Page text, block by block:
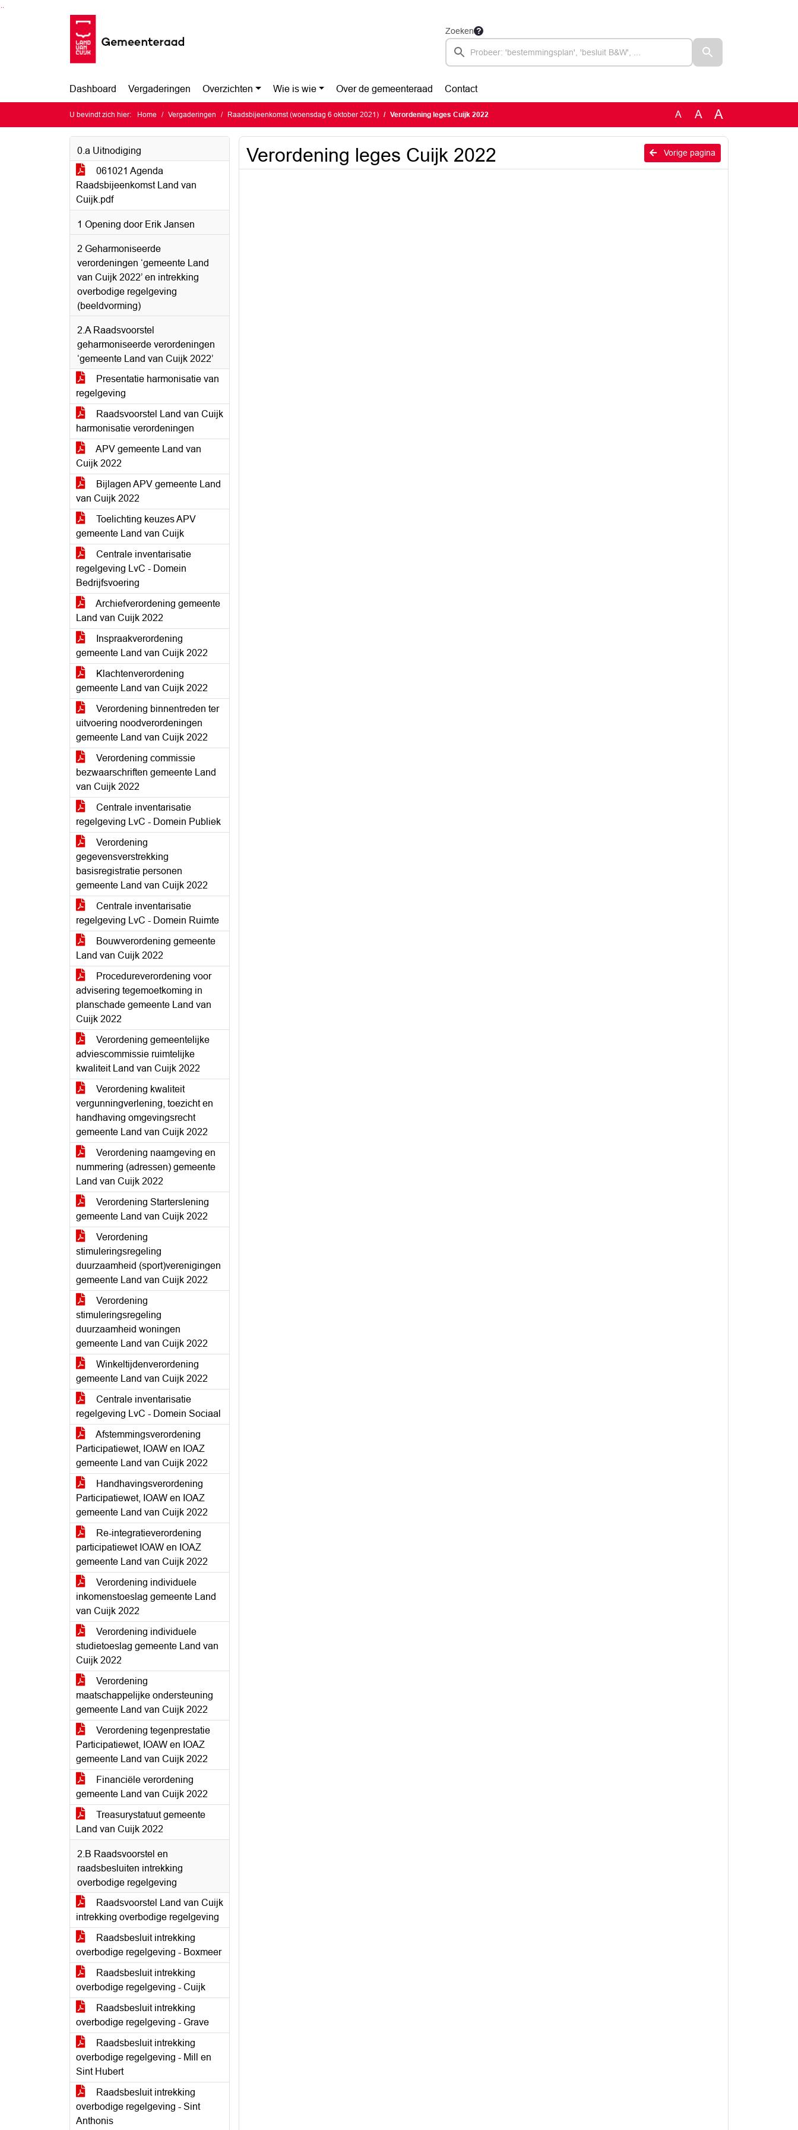
Ga naar de inhoud van deze pagina
Ga naar het zoeken
Ga naar het menu
Zoeken
Dashboard Vergaderingen Overzichten Wie is wie Over de gemeenteraad Contact
U bevindt zich hier: Home Vergaderingen Raadsbijeenkomst (woensdag 6 oktober 2021) Verordening leges Cuijk 2022 A A A
0.a Uitnodiging
061021 Agenda
Raadsbijeenkomst Land van
Cuijk.pdf
1 Opening door Erik Jansen
2 Geharmoniseerde
verordeningen ‘gemeente Land
van Cuijk 2022’ en intrekking
overbodige regelgeving
(beeldvorming)
2.A Raadsvoorstel
geharmoniseerde verordeningen
‘gemeente Land van Cuijk 2022’
Presentatie harmonisatie van
regelgeving
Raadsvoorstel Land van Cuijk
harmonisatie verordeningen
APV gemeente Land van
Cuijk 2022
Bijlagen APV gemeente Land
van Cuijk 2022
Toelichting keuzes APV
gemeente Land van Cuijk
Centrale inventarisatie
regelgeving LvC - Domein
Bedrijfsvoering
Archiefverordening gemeente
Land van Cuijk 2022
Inspraakverordening
gemeente Land van Cuijk 2022
Klachtenverordening
gemeente Land van Cuijk 2022
Verordening binnentreden ter
uitvoering noodverordeningen
gemeente Land van Cuijk 2022
Verordening commissie
bezwaarschriften gemeente Land
van Cuijk 2022
Centrale inventarisatie
regelgeving LvC - Domein Publiek
Verordening
gegevensverstrekking
basisregistratie personen
gemeente Land van Cuijk 2022
Centrale inventarisatie
regelgeving LvC - Domein Ruimte
Bouwverordening gemeente
Land van Cuijk 2022
Procedureverordening voor
advisering tegemoetkoming in
planschade gemeente Land van
Cuijk 2022
Verordening gemeentelijke
adviescommissie ruimtelijke
kwaliteit Land van Cuijk 2022
Verordening kwaliteit
vergunningverlening, toezicht en
handhaving omgevingsrecht
gemeente Land van Cuijk 2022
Verordening naamgeving en
nummering (adressen) gemeente
Land van Cuijk 2022
Verordening Starterslening
gemeente Land van Cuijk 2022
Verordening
stimuleringsregeling
duurzaamheid (sport)verenigingen
gemeente Land van Cuijk 2022
Verordening
stimuleringsregeling
duurzaamheid woningen
gemeente Land van Cuijk 2022
Winkeltijdenverordening
gemeente Land van Cuijk 2022
Centrale inventarisatie
regelgeving LvC - Domein Sociaal
Afstemmingsverordening
Participatiewet, IOAW en IOAZ
gemeente Land van Cuijk 2022
Handhavingsverordening
Participatiewet, IOAW en IOAZ
gemeente Land van Cuijk 2022
Re-integratieverordening
participatiewet IOAW en IOAZ
gemeente Land van Cuijk 2022
Verordening individuele
inkomenstoeslag gemeente Land
van Cuijk 2022
Verordening individuele
studietoeslag gemeente Land van
Cuijk 2022
Verordening
maatschappelijke ondersteuning
gemeente Land van Cuijk 2022
Verordening tegenprestatie
Participatiewet, IOAW en IOAZ
gemeente Land van Cuijk 2022
Financiële verordening
gemeente Land van Cuijk 2022
Treasurystatuut gemeente
Land van Cuijk 2022
2.B Raadsvoorstel en
raadsbesluiten intrekking
overbodige regelgeving
Raadsvoorstel Land van Cuijk
intrekking overbodige regelgeving
Raadsbesluit intrekking
overbodige regelgeving - Boxmeer
Raadsbesluit intrekking
overbodige regelgeving - Cuijk
Raadsbesluit intrekking
overbodige regelgeving - Grave
Raadsbesluit intrekking
overbodige regelgeving - Mill en
Sint Hubert
Raadsbesluit intrekking
overbodige regelgeving - Sint
Anthonis
Vorige pagina
Verordening leges Cuijk 2022